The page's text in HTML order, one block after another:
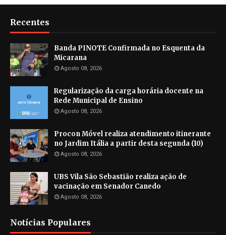
Recentes
Banda PINOTE Confirmada no Esquenta da
Micarana
Agosto 08, 2026
Regularização da carga horária docente na
Rede Municipal de Ensino
Agosto 08, 2026
Procon Móvel realiza atendimento itinerante
no Jardim Itália a partir desta segunda (10)
Agosto 08, 2026
UBS Vila São Sebastião realiza ação de
vacinação em Senador Canedo
Agosto 08, 2026
Notícias Populares